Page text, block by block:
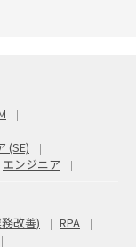
(SE)
エンジニア
改善)
RPA